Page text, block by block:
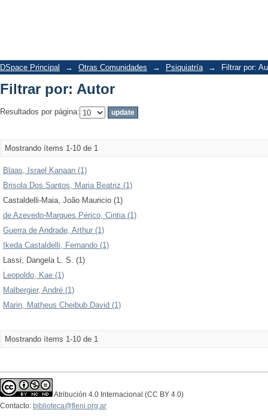
DSpace Principal → Otras Comunidades → Psiquiatría → Filtrar por:
Filtrar por: Autor
Resultados por página:
Mostrando ítems 1-10 de 1
Blaas, Israel Kanaan (1)
Brisola Dos Santos, Maria Beatriz (1)
Castaldelli-Maia, João Mauricio (1)
de Azevedo-Marques Périco, Cintia (1)
Guerra de Andrade, Arthur (1)
Ikeda Castaldelli, Fernando (1)
Lassi, Dangela L. S. (1)
Leopoldo, Kae (1)
Malbergier, André (1)
Marin, Matheus Cheibub David (1)
Mostrando ítems 1-10 de 1
Atribución 4.0 Internacional (CC BY 4.0)
Contacto: biblioteca@fleni.org.ar